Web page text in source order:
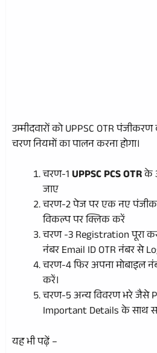
उम्मीदवारों को UPPSC OTR
चरण नियमों का पालन करना होगा।
चरण-1 UPPSC PCS OTRके
जाए
चरण-2 पेज पर एक नए
विकल्प पर क्लिक करें
चरण -3 Registration पूरा
नंबर Email ID OTR नंबर से
चरण-4 फिर अपना मोबाइल
करें।
चरण-5 अन्य विवरण भरे जैसे
Important Details के साथ
यह भी पढ़ें –